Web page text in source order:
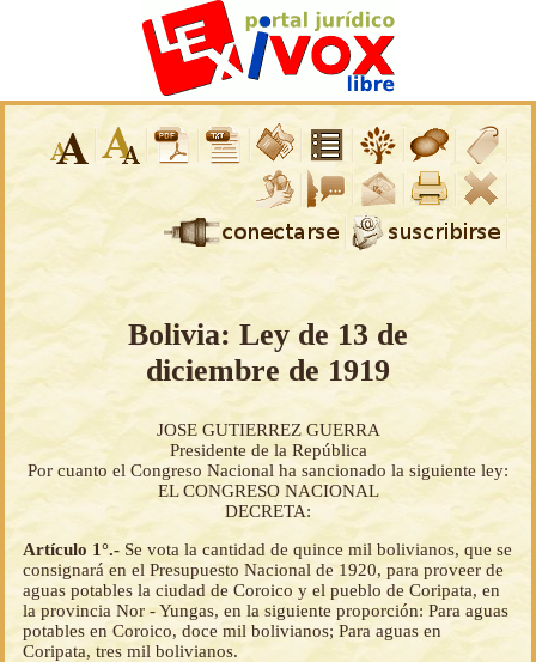
Bolivia: Ley de 13 de
diciembre de 1919
JOSE GUTIERREZ GUERRA
Presidente de la República
Por cuanto el Congreso Nacional ha sancionado la siguiente ley:
EL CONGRESO NACIONAL
DECRETA:
Artículo 1°.- Se vota la cantidad de quince mil bolivianos, que se
consignará en el Presupuesto Nacional de 1920, para proveer de
aguas potables la ciudad de Coroico y el pueblo de Coripata, en
la provincia Nor - Yungas, en la siguiente proporción: Para aguas
potables en Coroico, doce mil bolivianos; Para aguas en
Coripata, tres mil bolivianos.